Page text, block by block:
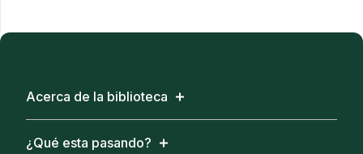
Acerca de la biblioteca
¿Qué esta pasando?